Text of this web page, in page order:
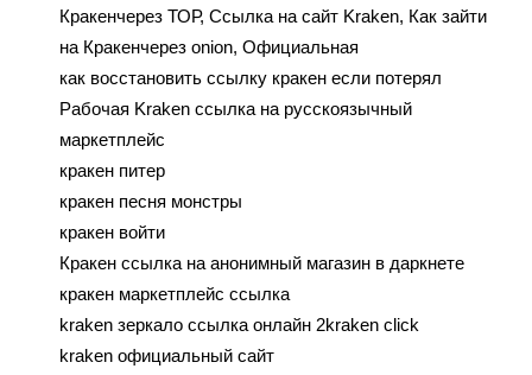
Кракенчерез ТОР, Ссылка на сайт Kraken, Как зайти
на Кракенчерез onion, Официальная
как восстановить ссылку кракен если потерял
Рабочая Kraken ссылка на русскоязычный
маркетплейс
кракен питер
кракен песня монстры
кракен войти
Кракен ссылка на анонимный магазин в даркнете
кракен маркетплейс ссылка
kraken зеркало ссылка онлайн 2kraken click
kraken официальный сайт